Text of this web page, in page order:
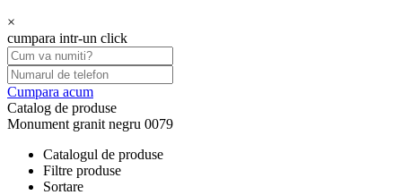
×
cumpara intr-un click
Cumpara acum
Catalog de produse
Monument granit negru 0079
Catalogul de produse
Filtre produse
Sortare